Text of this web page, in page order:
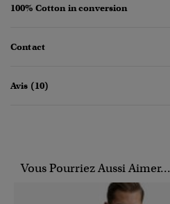
100% Cotton in conversion
Contact
Avis (10)
Vous Pourriez Aussi Aimer...